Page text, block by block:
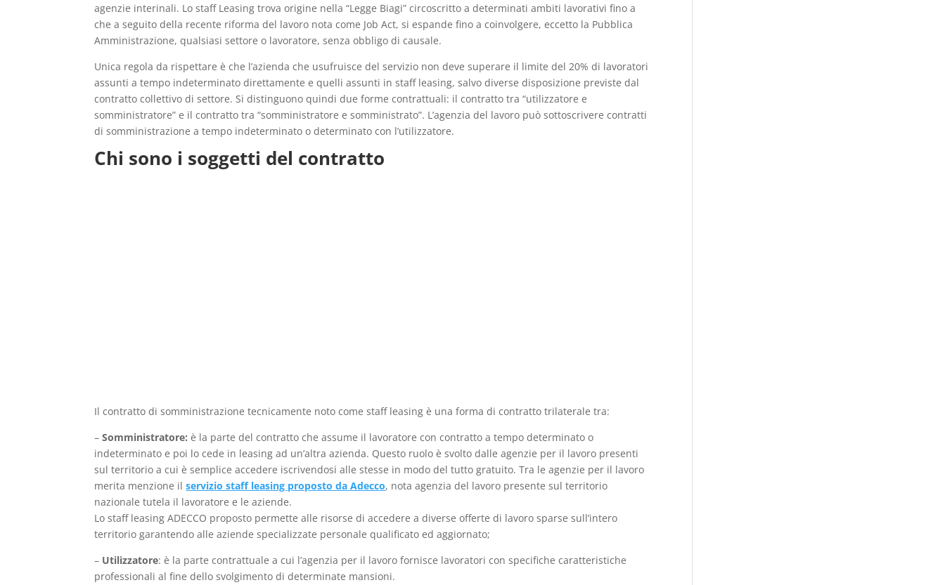
agenzie interinali. Lo staff Leasing trova origine nella “Legge Biagi” circoscritto a determinati ambiti lavorativi fino a
che a seguito della recente riforma del lavoro nota come Job Act, si espande fino a coinvolgere, eccetto la Pubblica
Amministrazione, qualsiasi settore o lavoratore, senza obbligo di causale.
Unica regola da rispettare è che l’azienda che usufruisce del servizio non deve superare il limite del 20% di lavoratori
assunti a tempo indeterminato direttamente e quelli assunti in staff leasing, salvo diverse disposizione previste dal
contratto collettivo di settore. Si distinguono quindi due forme contrattuali: il contratto tra “utilizzatore e
somministratore” e il contratto tra “somministratore e somministrato”. L’agenzia del lavoro può sottoscrivere contratti
di somministrazione a tempo indeterminato o determinato con l’utilizzatore.
Chi sono i soggetti del contratto
Il contratto di somministrazione tecnicamente noto come staff leasing è una forma di contratto trilaterale tra:
–Somministratore: è la parte del contratto che assume il lavoratore con contratto a tempo determinato o
indeterminato e poi lo cede in leasing ad un’altra azienda. Questo ruolo è svolto dalle agenzie per il lavoro presenti
sul territorio a cui è semplice accedere iscrivendosi alle stesse in modo del tutto gratuito. Tra le agenzie per il lavoro
merita menzione ilservizio staff leasing proposto da Adecco, nota agenzia del lavoro presente sul territorio
nazionale tutela il lavoratore e le aziende.
Lo staff leasing ADECCO proposto permette alle risorse di accedere a diverse offerte di lavoro sparse sull’intero
territorio garantendo alle aziende specializzate personale qualificato ed aggiornato;
– Utilizzatore: è la parte contrattuale a cui l’agenzia per il lavoro fornisce lavoratori con specifiche caratteristiche
professionali al fine dello svolgimento di determinate mansioni.